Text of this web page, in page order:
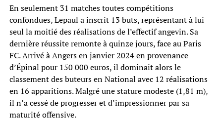
En seulement 31 matches toutes compétitions
confondues, Lepaul a inscrit 13 buts, représentant à lui
seul la moitié des réalisations de l’effectif angevin. Sa
dernière réussite remonte à quinze jours, face au Paris
FC. Arrivé à Angers en janvier 2024 en provenance
d’Épinal pour 150 000 euros, il dominait alors le
classement des buteurs en National avec 12 réalisations
en 16 apparitions. Malgré une stature modeste (1,81 m),
il n’a cessé de progresser et d’impressionner par sa
maturité offensive.